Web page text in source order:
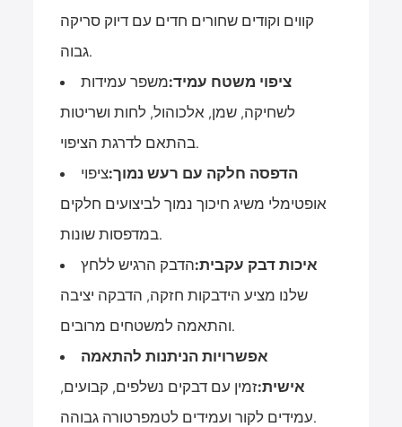
קווים וקודים שחורים חדים עם דיוק סריקה
גבוה.
ציפוי משטח עמיד:משפר עמידות
לשחיקה, שמן, אלכוהול, לחות ושריטות
בהתאם לדרגת הציפוי.
הדפסה חלקה עם רעש נמוך:ציפוי
אופטימלי משיג חיכוך נמוך לביצועים חלקים
במדפסות שונות.
איכות דבק עקבית:הדבק הרגיש ללחץ
שלנו מציע הידבקות חזקה, הדבקה יציבה
והתאמה למשטחים מרובים.
אפשרויות הניתנות להתאמה
אישית:זמין עם דבקים נשלפים, קבועים,
עמידים לקור ועמידים לטמפרטורה גבוהה.